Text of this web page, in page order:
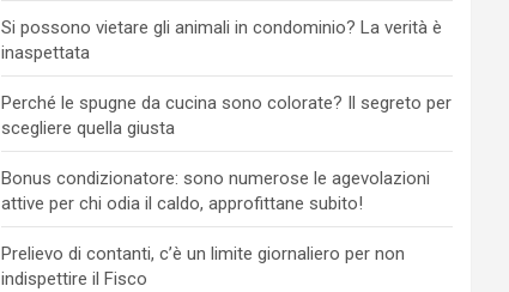
Si possono vietare gli animali in condominio? La verità è
inaspettata
Perché le spugne da cucina sono colorate? Il segreto per
scegliere quella giusta
Bonus condizionatore: sono numerose le agevolazioni
attive per chi odia il caldo, approfittane subito!
Prelievo di contanti, c’è un limite giornaliero per non
indispettire il Fisco